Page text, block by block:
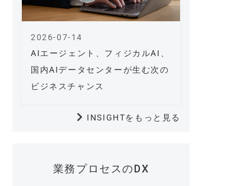
AIエージェント、フィジカルAI、
国内AIデータセンターが生む次の
ビジネスチャンス
2026-07-14
INSIGHTをもっと見る
業務プロセスのDX